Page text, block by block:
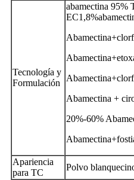
Tecnología y
Formulación
abamectina 95%
Abamectina +
20%-60%
Apariencia
para TC
Polvo